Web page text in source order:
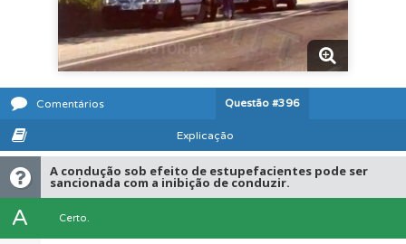
Comentários Questão #396
Explicação
A condução sob efeito de estupefacientes pode ser
sancionada com a inibição de conduzir.
A Certo.